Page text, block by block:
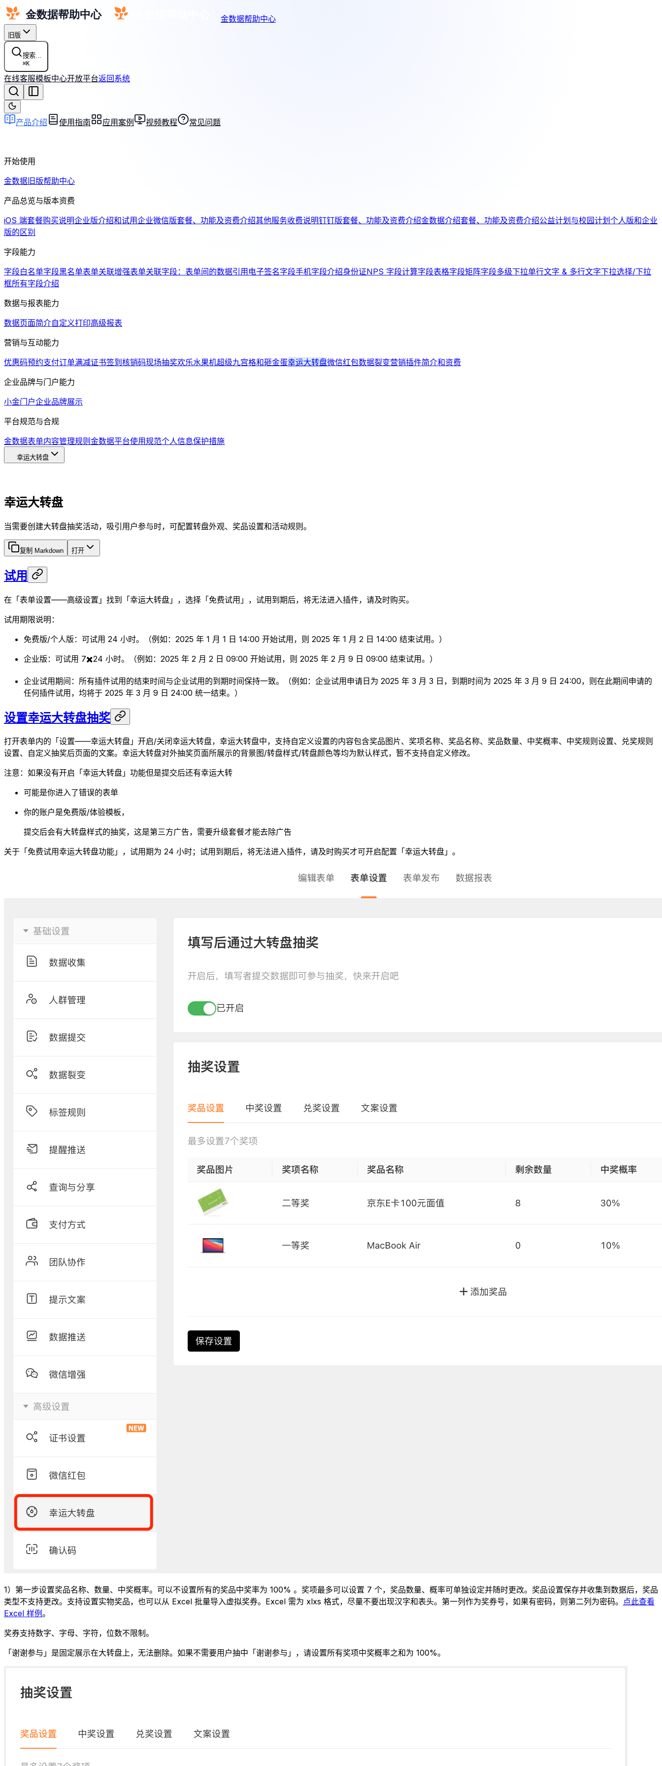
金数据帮助中心
旧版
搜索...
⌘K
在线客服模板中心开放平台返回系统
产品介绍 使用指南 应用案例 视频教程 常见问题
开始使用
金数据旧版帮助中心
产品总览与版本资费
iOS 端套餐购买说明企业版介绍和试用企业微信版套餐、功能及资费介绍其他服务收费说明钉钉版套餐、功能及资费介绍金数据介绍套餐、功能及资费介绍公益计划与校园计划 个人版和企业
版的区别
字段能力
字段白名单字段黑名单表单关联增强表单关联字段：表单间的数据引用 电子签名字段手机字段介绍身份证NPS 字段计算字段表格字段矩阵字段多级下拉单行文字 & 多行文字下拉选择/下拉
框所有字段介绍
数据与报表能力
数据页面简介自定义打印高级报表
营销与互动能力
优惠码预约支付订单满减证书签到 核销码现场抽奖欢乐水果机超级九宫格和砸金蛋幸运大转盘微信红包数据裂变营销插件简介和资费
企业品牌与门户能力
小金门户企业品牌展示
平台规范与合规
金数据表单内容管理规则 金数据平台使用规范个人信息保护措施
幸运大转盘
幸运大转盘
当需要创建大转盘抽奖活动，吸引用户参与时，可配置转盘外观、奖品设置和活动规则。
复制 Markdown 打开
试用
在「表单设置——高级设置」找到「幸运大转盘」，选择「免费试用」，试用到期后，将无法进入插件，请及时购买。
试用期限说明：
免费版/个人版：可试用 24 小时。（例如：2025 年 1 月 1 日 14:00 开始试用，则 2025 年 1 月 2 日 14:00 结束试用。）
企业版：可试用 7✖️24 小时。（例如：2025 年 2 月 2 日 09:00 开始试用，则 2025 年 2 月 9 日 09:00 结束试用。）
企业试用期间：所有插件试用的结束时间与企业试用的到期时间保持一致。（例如：企业试用申请日为 2025 年 3 月 3 日，到期时间为 2025 年 3 月 9 日 24:00，则在此期间申请的
任何插件试用，均将于 2025 年 3 月 9 日 24:00 统一结束。）
设置幸运大转盘抽奖
打开表单内的「设置——幸运大转盘」开启/关闭幸运大转盘，幸运大转盘中，支持自定义设置的内容包含奖品图片、奖项名称、奖品名称、奖品数量、中奖概率、中奖规则设置、兑奖规则
设置、自定义抽奖后页面的文案。幸运大转盘对外抽奖页面所展示的背景图/转盘样式/转盘颜色等均为默认样式，暂不支持自定义修改。
注意：如果没有开启「幸运大转盘」功能但是提交后还有幸运大转
可能是你进入了错误的表单
你的账户是免费版/体验模板，
提交后会有大转盘样式的抽奖，这是第三方广告，需要升级套餐才能去除广告
关于「免费试用幸运大转盘功能」，试用期为 24 小时；试用到期后，将无法进入插件，请及时购买才可开启配置「幸运大转盘」。
1）第一步设置奖品名称、数量、中奖概率。可以不设置所有的奖品中奖率为 100% 。奖项最多可以设置 7 个，奖品数量、概率可单独设定并随时更改。奖品设置保存并收集到数据后，奖品
类型不支持更改。支持设置实物奖品，也可以从 Excel 批量导入虚拟奖券。Excel 需为 xlxs 格式，尽量不要出现汉字和表头。第一列作为奖券号，如果有密码，则第二列为密码。 点此查看
Excel 样例 。
奖券支持数字、字母、字符，位数不限制。
「谢谢参与」是固定展示在大转盘上，无法删除。如果不需要用户抽中「谢谢参与」，请设置所有奖项中奖概率之和为 100%。